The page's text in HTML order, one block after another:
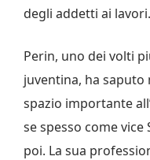
degli addetti ai lavori.
Perin, uno dei volti
juventina, ha
spazio importante
se spesso come
poi. La sua